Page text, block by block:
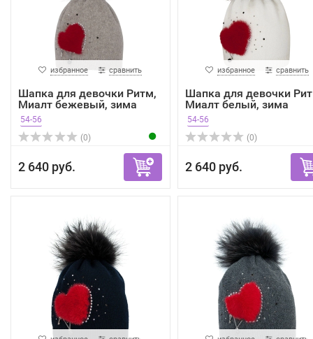
избранное сравнить
Шапка для девочки Ритм,
Миалт бежевый, зима
54-56
(0)
2 640 руб.
избранное сравнить
Шапка для девочки
Миалт белый, зима
54-56
(0)
2 640 руб.